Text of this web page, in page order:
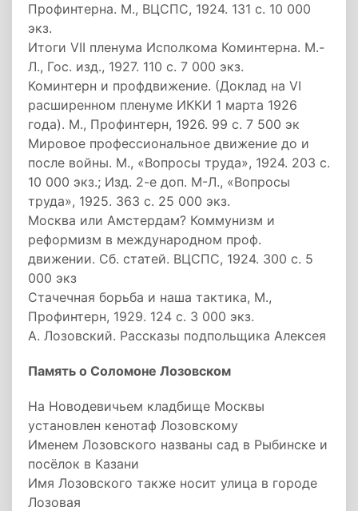
Профинтерна. М., ВЦСПС, 1924. 131 с. 10 000
экз.
Итоги VII пленума Исполкома Коминтерна. М.-
Л., Гос. изд., 1927. 110 с. 7 000 экз.
Коминтерн и профдвижение. (Доклад на VI
расширенном пленуме ИККИ 1 марта 1926
года). М., Профинтерн, 1926. 99 с. 7 500 эк
Мировое профессиональное движение до и
после войны. М., «Вопросы труда», 1924. 203 с.
10 000 экз.; Изд. 2-е доп. М-Л., «Вопросы
труда», 1925. 363 с. 25 000 экз.
Москва или Амстердам? Коммунизм и
реформизм в международном проф.
движении. Сб. статей. ВЦСПС, 1924. 300 с. 5
000 экз
Стачечная борьба и наша тактика, М.,
Профинтерн, 1929. 124 с. 3 000 экз.
А. Лозовский. Рассказы подпольщика Алексея
Память о Соломоне Лозовском
На Новодевичьем кладбище Москвы
установлен кенотаф Лозовскому
Именем Лозовского названы сад в Рыбинске и
посёлок в Казани
Имя Лозовского также носит улица в городе
Лозовая